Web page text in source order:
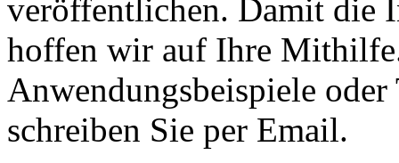
veröffentlichen. Damit die
hoffen wir auf Ihre
Anwendungsbeispiele
schreiben Sie per Email.